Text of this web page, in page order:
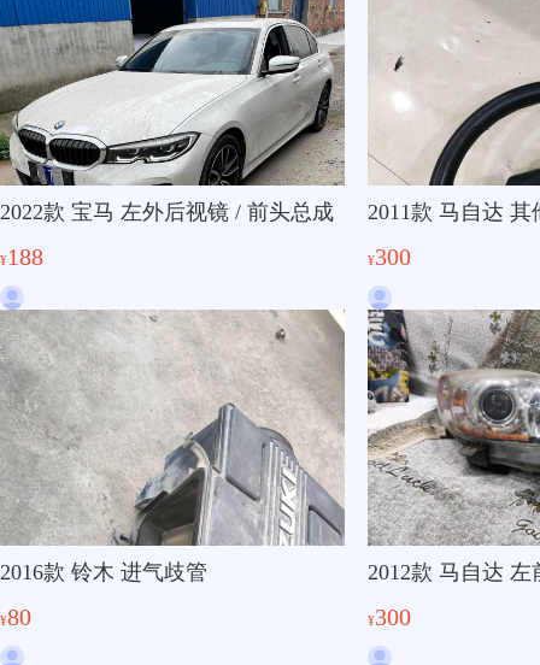
2022款 宝马 左外后视镜 / 前头总成
¥188
2011款 马自达 其
¥300
2016款 铃木 进气歧管
¥80
2012款 马自达
¥300